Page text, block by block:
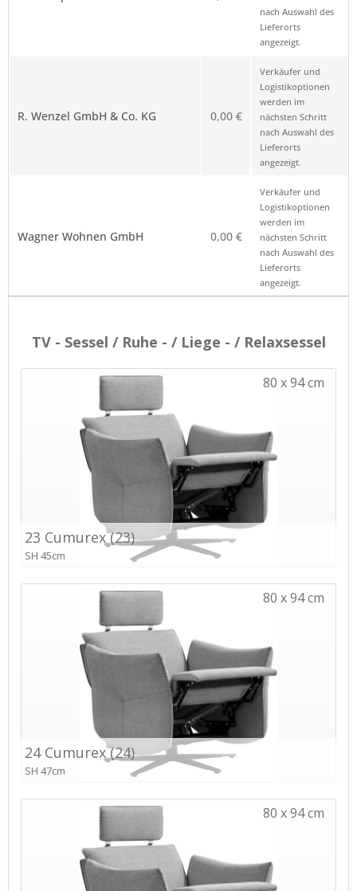
nach Auswahl des
Lieferorts
angezeigt.
R. Wenzel GmbH & Co. KG 0,00 €
Verkäufer und
Logistikoptionen
werden im
nächsten Schritt
nach Auswahl des
Lieferorts
angezeigt.
Wagner Wohnen GmbH 0,00 €
Verkäufer und
Logistikoptionen
werden im
nächsten Schritt
nach Auswahl des
Lieferorts
angezeigt.